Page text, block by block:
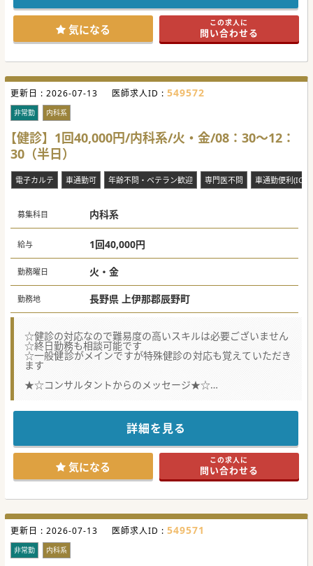
気になる この求人に
問い合わせる
更新日 : 2026-07-13 医師求人ID : 549572
非常勤 内科系
【健診】1回40,000円/内科系/火・金/08：30～12：
30（半日）
電子カルテ 車通勤可 年齢不問・ベテラン歓迎 専門医不問 車通勤便利(IC
募集科目 内科系
給与 1回40,000円
勤務曜日 火・金
勤務地 長野県 上伊那郡辰野町
☆健診の対応なので難易度の高いスキルは必要ございません
☆終日勤務も相談可能です
☆一般健診がメインですが特殊健診の対応も覚えていただき
ます
★☆コンサルタントからのメッセージ★☆
東京に本部を置く大手健診グループです。
トでカルテの確認もできます。
予防医療に興味のある方や自然あふれる地域で仕事がしたい
まずはお気軽にお問い合わせください。
詳細を見る
気になる この求人に
問い合わせる
更新日 : 2026-07-13 医師求人ID : 549571
非常勤 内科系